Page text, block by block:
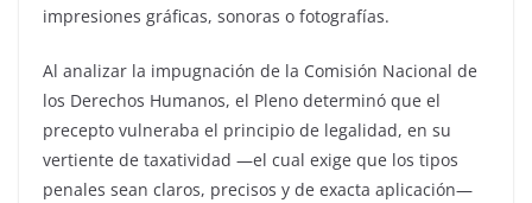
impresiones gráficas, sonoras o fotografías.
Al analizar la impugnación de la Comisión Nacional de
los Derechos Humanos, el Pleno determinó que el
precepto vulneraba el principio de legalidad, en su
vertiente de taxatividad —el cual exige que los tipos
penales sean claros, precisos y de exacta aplicación—